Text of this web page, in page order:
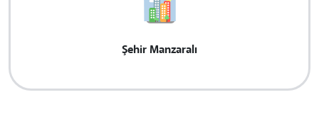
Şehir Manzaralı